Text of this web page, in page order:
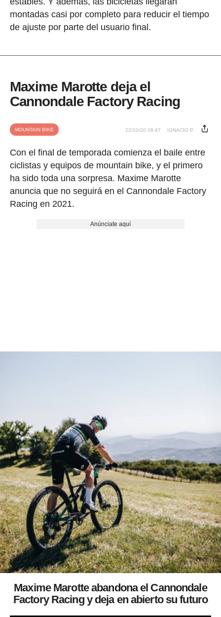
montadas casi por completo para reducir el tiempo
de ajuste por parte del usuario final.
Maxime Marotte deja el
Cannondale Factory Racing
MOUNTAIN BIKE 22/10/20 08:47 IGNACIO P.
Con el final de temporada comienza el baile entre
ciclistas y equipos de mountain bike, y el primero
ha sido toda una sorpresa. Maxime Marotte
anuncia que no seguirá en el Cannondale Factory
Racing en 2021.
Anúnciate aquí
Maxime Marotte abandona el Cannondale
Factory Racing y deja en abierto su futuro